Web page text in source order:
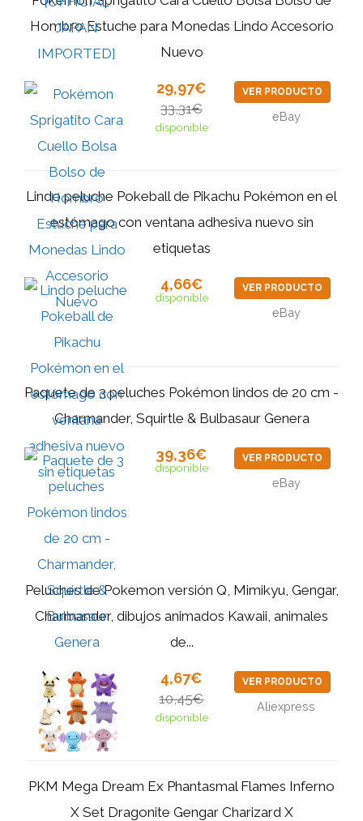
Hombro Estuche para Monedas Lindo Accesorio
Nuevo
29,97€
33,31€
disponible
VER PRODUCTO
eBay
Lindo peluche Pokeball de Pikachu Pokémon en el
estómago con ventana adhesiva nuevo sin
etiquetas
4,66€
disponible
VER PRODUCTO
eBay
Paquete de 3 peluches Pokémon lindos de 20 cm -
Charmander, Squirtle & Bulbasaur Genera
39,36€
disponible
VER PRODUCTO
eBay
Peluches de Pokemon versión Q, Mimikyu, Gengar,
Charmander, dibujos animados Kawaii, animales
de...
4,67€
10,45€
disponible
VER PRODUCTO
Aliexpress
PKM Mega Dream Ex Phantasmal Flames Inferno
X Set Dragonite Gengar Charizard X